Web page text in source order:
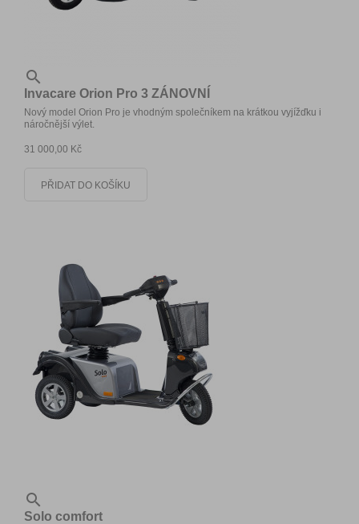

Invacare Orion Pro 3 ZÁNOVNÍ
Nový model Orion Pro je vhodným společníkem na krátkou vyjížďku i
náročnější výlet.
31 000,00 Kč
PŘIDAT DO KOŠÍKU

Solo comfort